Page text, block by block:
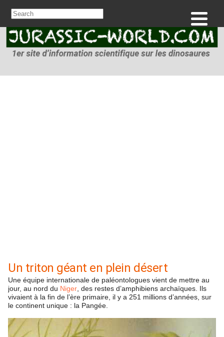
Un triton géant en plein désert
Une équipe internationale de paléontologues vient de mettre au
jour, au nord du Niger , des restes d’amphibiens archaïques. Ils
vivaient à la fin de l’ère primaire, il y a 251 millions d’années, sur
le continent unique : la Pangée.